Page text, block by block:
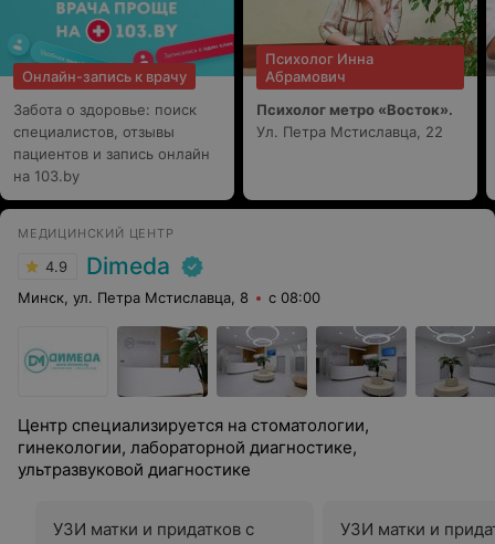
Онлайн-запись к врачу
Забота о здоровье: поиск
специалистов, отзывы
пациентов и запись онлайн
на 103.by
Психолог Инна
Абрамович
Психолог метро «Восток».
Ул. Петра Мстиславца, 22
МЕДИЦИНСКИЙ ЦЕНТР
4.9 Dimeda
Минск, ул. Петра Мстиславца, 8 с 08:00
Центр специализируется на стоматологии,
гинекологии, лабораторной диагностике,
ультразвуковой диагностике
УЗИ матки и придатков с
УЗИ матки и